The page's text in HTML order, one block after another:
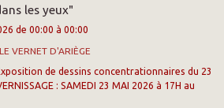
les yeux"
de 00:00 à 00:00
VERNET D'ARIÈGE
Exposition de dessins concentrationnaires du 23
: SAMEDI 23 MAI 2026 à 17H au